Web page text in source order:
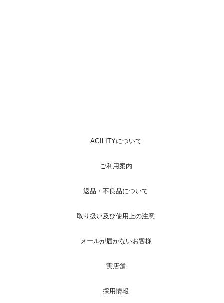
AGILITYについて
ご利用案内
返品・不良品について
取り扱い及び使用上の注意
メールが届かないお客様
実店舗
採用情報